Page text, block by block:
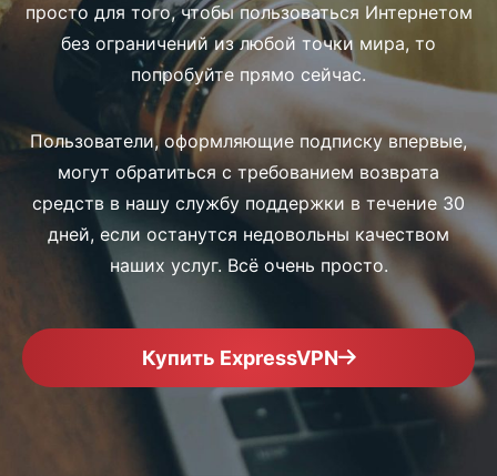
просто для того, чтобы пользоваться Интернетом
без ограничений из любой точки мира, то
попробуйте прямо сейчас.
Пользователи, оформляющие подписку впервые,
могут обратиться с требованием возврата
средств в нашу службу поддержки в течение 30
дней, если останутся недовольны качеством
наших услуг. Всё очень просто.
Купить ExpressVPN